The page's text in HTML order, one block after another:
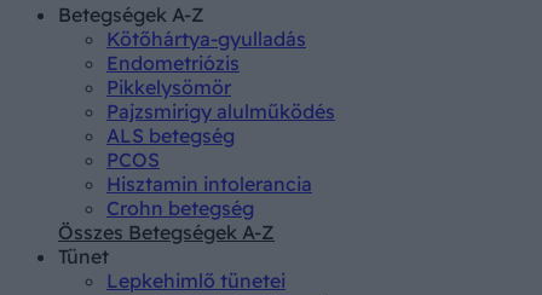
Betegségek A-Z
Kötőhártya-gyulladás
Endometriózis
Pikkelysömör
Pajzsmirigy alulműködés
ALS betegség
PCOS
Hisztamin intolerancia
Crohn betegség
Összes Betegségek A-Z
Tünet
Lepkehimlő tünetei